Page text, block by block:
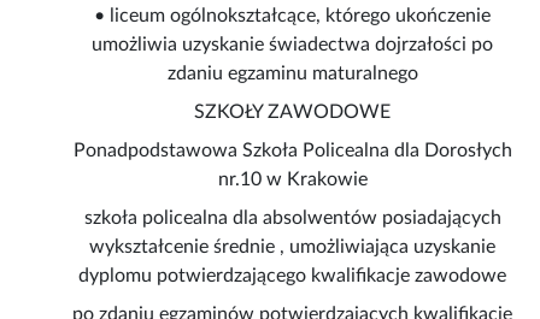
• liceum ogólnokształcące, którego ukończenie
umożliwia uzyskanie świadectwa dojrzałości po
zdaniu egzaminu maturalnego
SZKOŁY ZAWODOWE
Ponadpodstawowa Szkoła Policealna dla Dorosłych
nr.10 w Krakowie
szkoła policealna dla absolwentów posiadających
wykształcenie średnie , umożliwiająca uzyskanie
dyplomu potwierdzającego kwalifikacje zawodowe
po zdaniu egzaminów potwierdzających kwalifikacje